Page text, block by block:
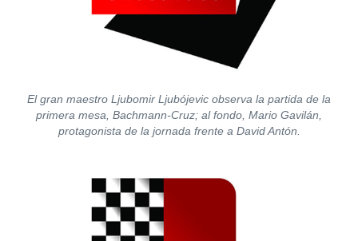
El gran maestro Ljubomir Ljubójevic observa la partida de la
primera mesa, Bachmann-Cruz; al fondo, Mario Gavilán,
protagonista de la jornada frente a David Antón.